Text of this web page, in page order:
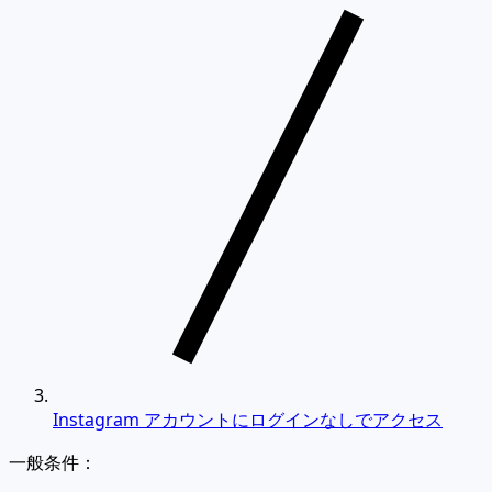
Instagram アカウントにログインなしでアクセス
一般条件：